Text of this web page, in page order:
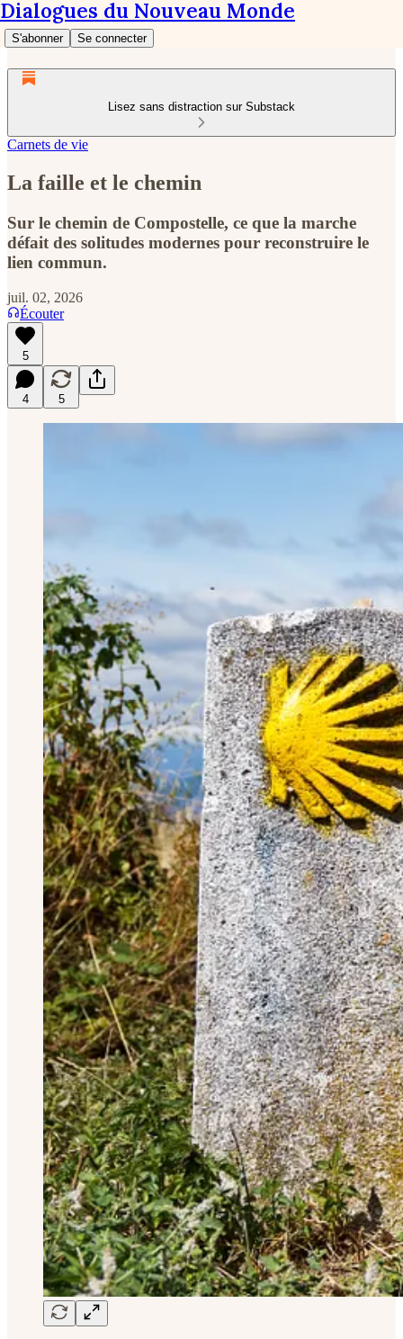
Dialogues du Nouveau Monde
S'abonner Se connecter
Lisez sans distraction sur Substack
Carnets de vie
La faille et le chemin
Sur le chemin de Compostelle, ce que la marche
défait des solitudes modernes pour reconstruire le
lien commun.
juil. 02, 2026
Écouter
5
4 5